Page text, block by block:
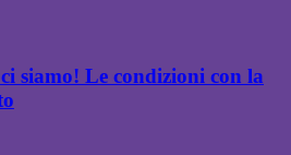
siamo! Le condizioni con la